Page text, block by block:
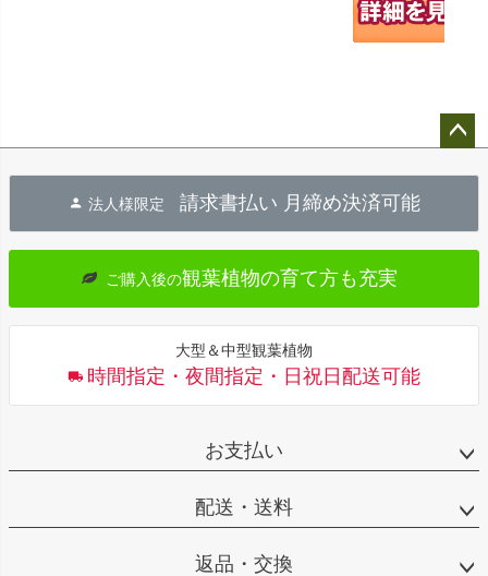
へ
法人様限定 請求書払い 月締め決済可能
ご購入後の観葉植物の育て方も充実
大型＆中型観葉植物
時間指定・夜間指定・日祝日配送可能
お支払い
配送・送料
返品・交換